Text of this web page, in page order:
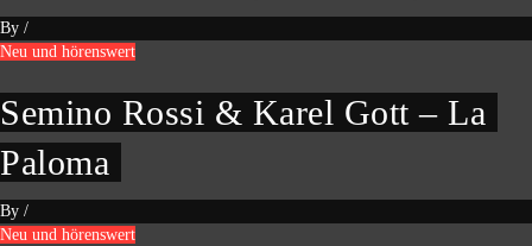
By /
Neu und hörenswert
Semino Rossi & Karel Gott – La
Paloma
By /
Neu und hörenswert